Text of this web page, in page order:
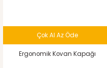
Çok Al Az Öde
Ergonomik Kovan Kapağı